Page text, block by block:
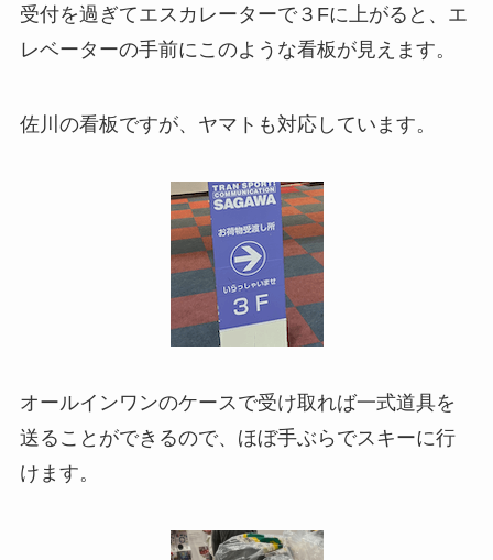
受付を過ぎてエスカレーターで３Fに上がると、エ
レベーターの手前にこのような看板が見えます。
佐川の看板ですが、ヤマトも対応しています。
オールインワンのケースで受け取れば一式道具を
送ることができるので、ほぼ手ぶらでスキーに行
けます。